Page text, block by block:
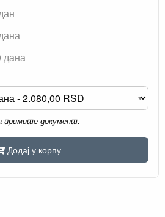
дана
примите документ.
Додај у корпу